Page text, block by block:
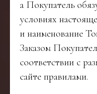
а Покупатель
условиях
и наименование
Заказом
соответствии с
сайте правилами.